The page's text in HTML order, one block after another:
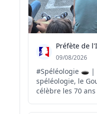
Préfète de
09/08/2026
#Spéléologie 🕳️ |
spéléologie, le
célèbre les 70
cavité